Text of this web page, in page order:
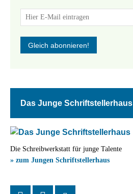
Das Junge Schriftstellerhaus
Die Schreibwerkstatt für junge Talente
» zum Jungen Schriftstellerhaus